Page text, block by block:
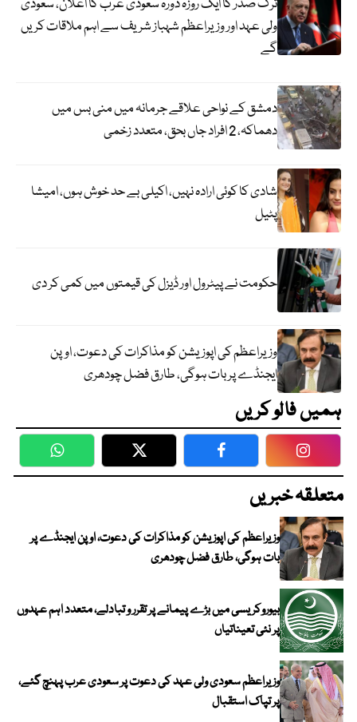
ترک صدر کا ایک روزہ دورہ سعودی عرب کا اعلان، سعودی
ولی عہد اور وزیراعظم شہباز شریف سے اہم ملاقات کریں
گے
دمشق کے نواحی علاقے جرمانہ میں منی بس میں
دھماکہ، 2 افراد جاں بحق، متعدد زخمی
شادی کا کوئی ارادہ نہیں، اکیلی بے حد خوش ہوں، امیشا
پٹیل
حکومت نے پیٹرول اور ڈیزل کی قیمتوں میں کمی کر دی
وزیراعظم کی اپوزیشن کو مذاکرات کی دعوت، اوپن
ایجنڈے پر بات ہوگی، طارق فضل چودھری
ہمیں فالو کریں
WhatsApp Twitter Facebook
متعلقہ خبریں
وزیراعظم کی اپوزیشن کو مذاکرات کی دعوت، اوپن ایجنڈے پر
بات ہوگی، طارق فضل چودھری
بیوروکریسی میں بڑے پیمانے پر تقرر و تبادلے، متعدد اہم عہدوں
پر نئی تعیناتیاں
وزیراعظم سعودی ولی عہد کی دعوت پر سعودی عرب پہنچ گئے،
پر تپاک استقبال